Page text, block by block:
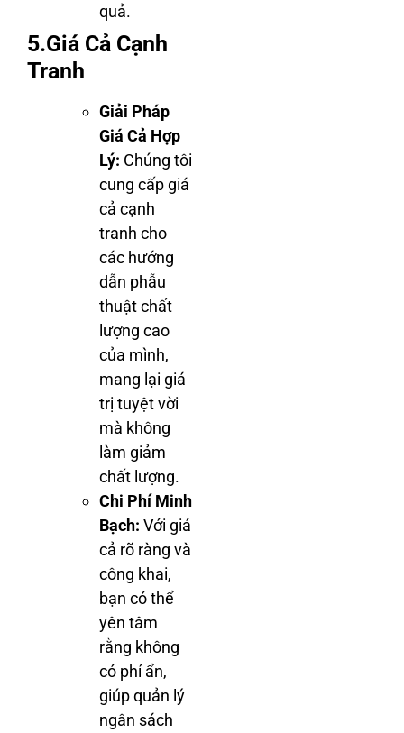
quả.
5.Giá Cả Cạnh
Tranh
Giải Pháp
Giá Cả Hợp
Lý: Chúng tôi
cung cấp giá
cả cạnh
tranh cho
các hướng
dẫn phẫu
thuật chất
lượng cao
của mình,
mang lại giá
trị tuyệt vời
mà không
làm giảm
chất lượng.
Chi Phí Minh
Bạch: Với giá
cả rõ ràng và
công khai,
bạn có thể
yên tâm
rằng không
có phí ẩn,
giúp quản lý
ngân sách